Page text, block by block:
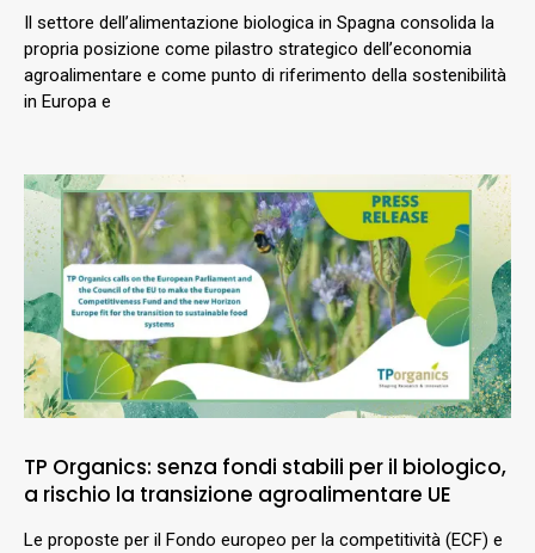
Il settore dell’alimentazione biologica in Spagna consolida la
propria posizione come pilastro strategico dell’economia
agroalimentare e come punto di riferimento della sostenibilità
in Europa e
TP Organics: senza fondi stabili per il biologico,
a rischio la transizione agroalimentare UE
Le proposte per il Fondo europeo per la competitività (ECF) e